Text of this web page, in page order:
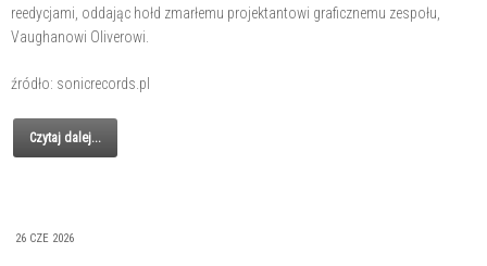
reedycjami, oddając hołd zmarłemu projektantowi graficznemu zespołu,
Vaughanowi Oliverowi.
źródło: sonicrecords.pl
Czytaj dalej...
26 CZE 2026